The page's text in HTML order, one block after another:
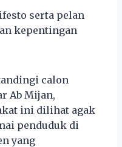
serta pelan
kepentingan
calon
Ab Mijan,
ini dilihat agak
penduduk di
yang